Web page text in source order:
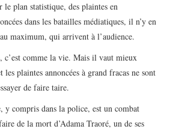
plan statistique, des plaintes en
dans les batailles médiatiques, il n’y en
maximum, qui arrivent à l’audience.
c’est comme la vie. Mais il vaut mieux
plaintes annoncées à grand fracas ne sont
de faire taire.
y compris dans la police, est un combat
de la mort d’Adama Traoré, un de ses